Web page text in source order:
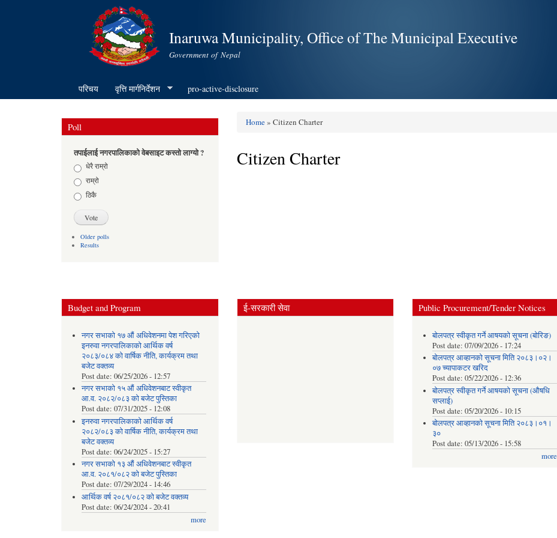
content
Inaruwa Municipality, Office of The Municipal Executive
Government of Nepal
परिचय वृत्ति मार्गनिर्देशन pro-active-disclosure
Poll
तपाईलाई नगरपालिकाको वेबसाइट कस्तो लाग्यो ?
Choicesधेरै राम्रो
राम्रो
ठिकै
Older polls
Results
Home» Citizen Charter
Citizen Charter
Budget and Program
नगर सभाको १७ औं अधिवेशनमा पेश गरिएको
इनरुवा नगरपालिकाको आर्थिक वर्ष
२०८३/०८४ को वार्षिक नीति, कार्यक्रम तथा
बजेट वक्तव्य
Post date: 06/25/2026 - 12:57
नगर सभाको १५ औं अधिवेशनबाट स्वीकृत
आ.व. २०८२/०८३ को बजेट पुस्तिका
Post date: 07/31/2025 - 12:08
इनरुवा नगरपालिकाको आर्थिक वर्ष
२०८२/०८३ को वार्षिक नीति, कार्यक्रम तथा
बजेट वक्तव्य
Post date: 06/24/2025 - 15:27
नगर सभाको १३ औं अधिवेशनबाट स्वीकृत
आ.व. २०८१/०८२ को बजेट पुस्तिका
Post date: 07/29/2024 - 14:46
आर्थिक वर्ष २०८१/०८२ को बजेट वक्तव्य
Post date: 06/24/2024 - 20:41
more
ई-सरकारी सेवा Public Procurement/Tender Notices
बोलपत्र स्वीकृत गर्ने आषयको सूचना (बोरिङ)
Post date: 07/09/2026 - 17:24
बोलपत्र आव्हानको सूचना मिति २०८३।०२।
०७ च्यापाकटर खरिद
Post date: 05/22/2026 - 12:36
बोलपत्र स्वीकृत गर्ने आषयको सूचना (औषधि
सप्लाई)
Post date: 05/20/2026 - 10:15
बोलपत्र आव्हानको सूचना मिति २०८३।०१।
३०
Post date: 05/13/2026 - 15:58
more